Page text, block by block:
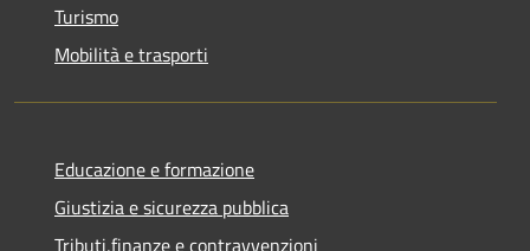
Turismo
Mobilità e trasporti
Educazione e formazione
Giustizia e sicurezza pubblica
Tributi,finanze e contravvenzioni